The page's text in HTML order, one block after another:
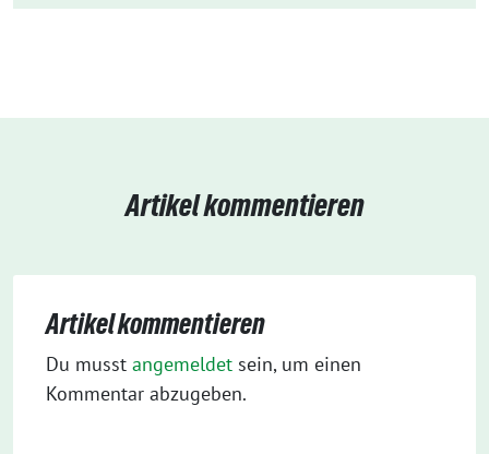
Artikel kommentieren
Artikel kommentieren
Du musst angemeldet sein, um einen
Kommentar abzugeben.